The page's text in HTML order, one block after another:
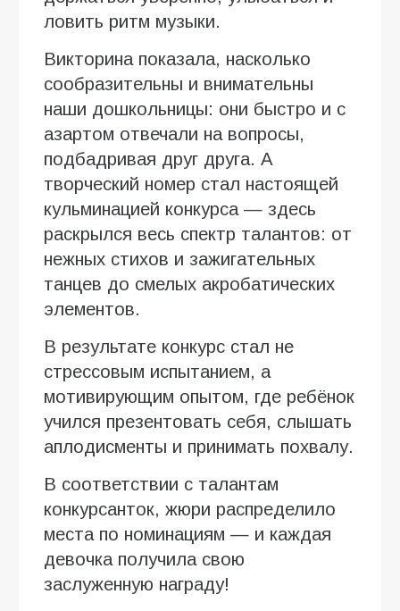
ловить ритм музыки.
Викторина показала, насколько
сообразительны и внимательны
наши дошкольницы: они быстро и с
азартом отвечали на вопросы,
подбадривая друг друга. А
творческий номер стал настоящей
кульминацией конкурса — здесь
раскрылся весь спектр талантов: от
нежных стихов и зажигательных
танцев до смелых акробатических
элементов.
В результате конкурс стал не
стрессовым испытанием, а
мотивирующим опытом, где ребёнок
учился презентовать себя, слышать
аплодисменты и принимать похвалу.
В соответствии с талантам
конкурсанток, жюри распределило
места по номинациям — и каждая
девочка получила свою
заслуженную награду!